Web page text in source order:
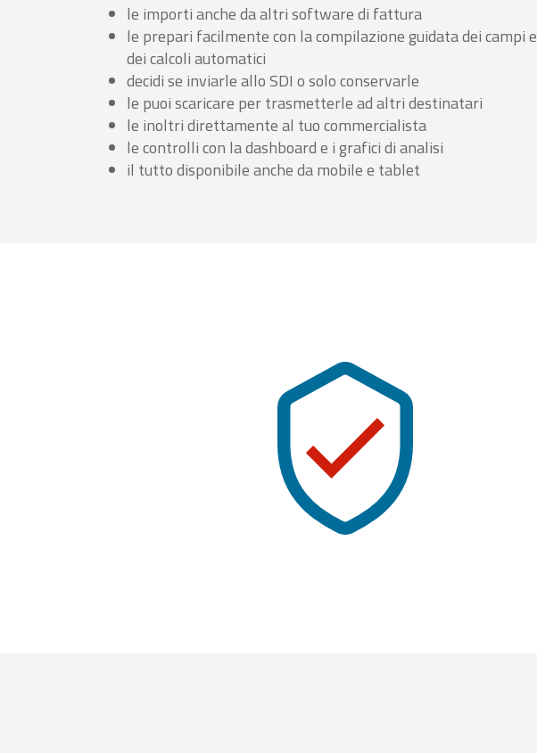
le importi anche da altri software di fattura
le prepari facilmente con la compilazione guidata dei campi e
dei calcoli automatici
decidi se inviarle allo SDI o solo conservarle
le puoi scaricare per trasmetterle ad altri destinatari
le inoltri direttamente al tuo commercialista
le controlli con la dashboard e i grafici di analisi
il tutto disponibile anche da mobile e tablet